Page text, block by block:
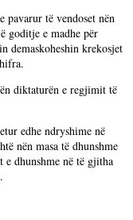
të vendoset nën
goditje e madhe për
demaskoheshin krekosjet
diktaturën e regjimit të
edhe ndryshime në
nën masa të dhunshme
e dhunshme në të gjitha